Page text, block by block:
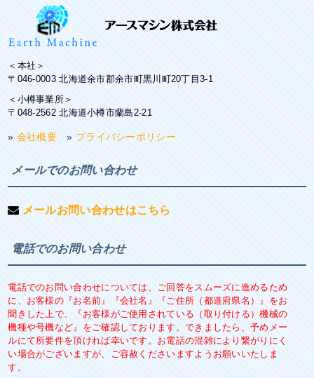
＜本社＞
〒046-0003 北海道余市郡余市町黒川町20丁目3-1
＜小樽事業所＞
〒048-2562 北海道小樽市蘭島2-21
» 会社概要 » プライバシーポリシー
メールでのお問い合わせ
メールお問い合わせはこちら
電話でのお問い合わせ
電話でのお問い合わせについては、ご回答をスムーズに進めるため
に、お客様の『お名前』『会社名』『ご住所（都道府県名）』をお
聞きした上で、『お客様がご使用されている（取り付ける）機械の
機種や号機など』をご確認しております。できましたら、予めメー
ルにて所要件を頂ければ幸いです。お電話の混雑により繋がりにく
い場合がございますが、ご容赦くださいますようお願いいたしま
す。